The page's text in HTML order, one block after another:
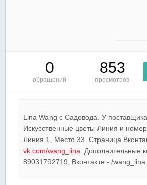
0
обращений
853
просмотров
Lina Wang c Садовода. У
Искусственные цветы Линия и
Линия 1, Место 33. Страница
vk.com/wang_lina . Дополнительные
89031792719, Вконтакте - /wang_lina.